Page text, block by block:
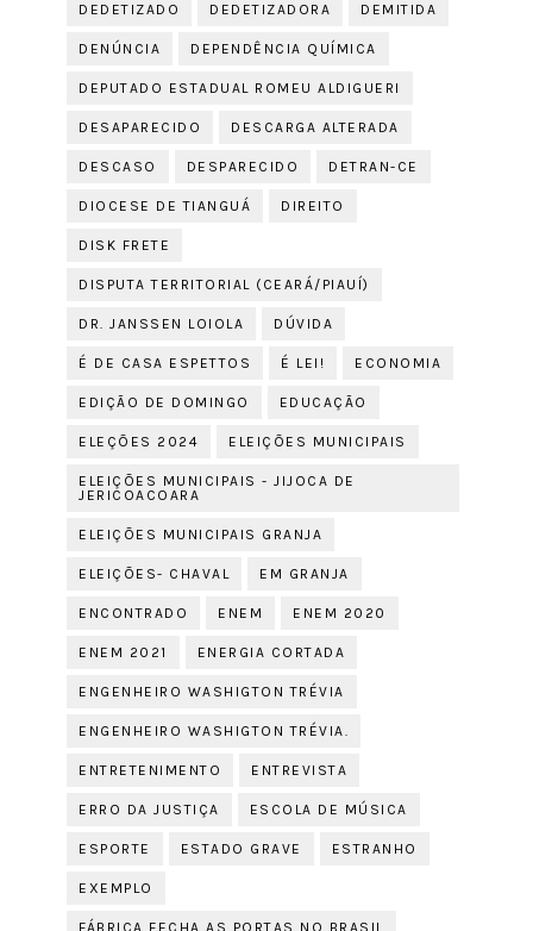
DEDETIZADO DEDETIZADORA DEMITIDA
DENÚNCIA DEPENDÊNCIA QUÍMICA
DEPUTADO ESTADUAL ROMEU ALDIGUERI
DESAPARECIDO DESCARGA ALTERADA
DESCASO DESPARECIDO DETRAN-CE
DIOCESE DE TIANGUÁ DIREITO
DISK FRETE
DISPUTA TERRITORIAL (CEARÁ/PIAUÍ)
DR. JANSSEN LOIOLA DÚVIDA
É DE CASA ESPETTOS É LEI! ECONOMIA
EDIÇÃO DE DOMINGO EDUCAÇÃO
ELEÇÕES 2024 ELEIÇÕES MUNICIPAIS
ELEIÇÕES MUNICIPAIS - JIJOCA DE
JERICOACOARA
ELEIÇÕES MUNICIPAIS GRANJA
ELEIÇÕES- CHAVAL EM GRANJA
ENCONTRADO ENEM ENEM 2020
ENEM 2021 ENERGIA CORTADA
ENGENHEIRO WASHIGTON TRÉVIA
ENGENHEIRO WASHIGTON TRÉVIA.
ENTRETENIMENTO ENTREVISTA
ERRO DA JUSTIÇA ESCOLA DE MÚSICA
ESPORTE ESTADO GRAVE ESTRANHO
EXEMPLO
FÁBRICA FECHA AS PORTAS NO BRASIL